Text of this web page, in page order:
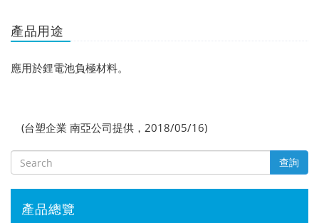
產品用途
應用於鋰電池負極材料。
(台塑企業 南亞公司提供，2018/05/16)
查詢
產品總覽